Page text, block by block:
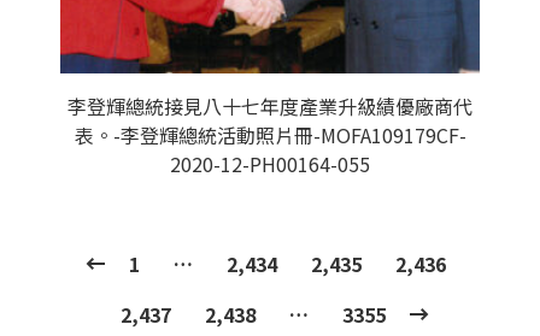
李登輝總統接見八十七年度產業升級績優廠商代
表。-李登輝總統活動照片冊-MOFA109179CF-
2020-12-PH00164-055
1 … 2,434 2,435
2,436
2,437
2,438 … 3355